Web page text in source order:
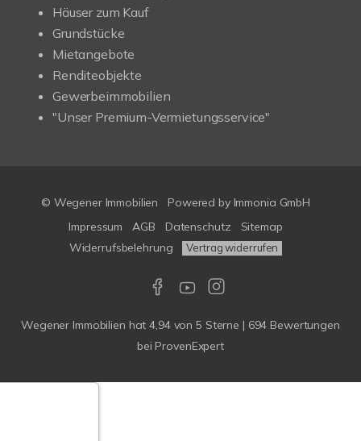
Häuser zum Kauf
Grundstücke
Mietangebote
Renditeobjekte
Gewerbeimmobilien
"Unser Premium-Vermietungsservice"
© Wegener Immobilien Powered by Immonia GmbH
Impressum
AGB Datenschutz
Sitemap
Widerrufsbelehrung
Vertrag widerrufen
Wegener Immobilien hat4,94von5 Sterne | 694 Bewertungen
bei ProvenExpert